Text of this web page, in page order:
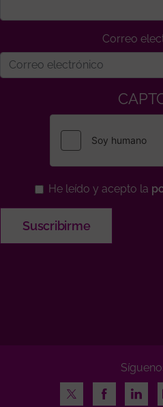
Correo
He leído y acepto la
Twitter
Facebook